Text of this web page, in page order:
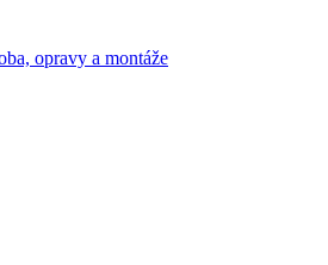
opravy a montáže